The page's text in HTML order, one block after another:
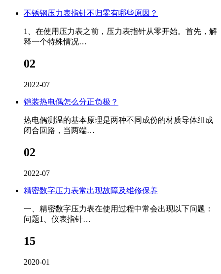
不锈钢压力表指针不归零有哪些原因？
1、在使用压力表之前，压力表指针从零开始。首先，解
释一个特殊情况…
02
2022-07
铠装热电偶怎么分正负极？
热电偶测温的基本原理是两种不同成份的材质导体组成
闭合回路，当两端…
02
2022-07
精密数字压力表常出现故障及维修保养
一、精密数字压力表在使用过程中常会出现以下问题：
问题1、仪表指针…
15
2020-01